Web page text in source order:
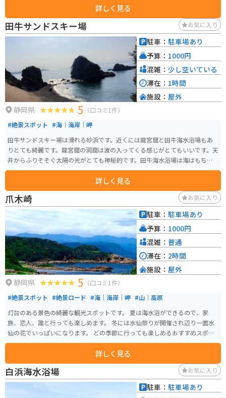
詳しく見る
田牛サンドスキー場 お気に入り
静岡県 5 （口コミ1件）
#絶景スポット #海｜海岸｜岬
田牛サンドスキー場は滑れる砂浜です。近くには龍宮窟と田牛海水浴場もあ
りとても綺麗です。龍宮窟の洞窟は波の入ってくる感じがとてもいいです。天
井からふりそそぐ太陽の光がとても神秘的です。田牛海水浴場は海はもちろ
ん砂浜もとても綺麗な場所です。
詳しく見る
駐車： 駐車場あり
予算： 1000円
混雑： 少し空いている
滞在： 1時間
施設： 屋外
爪木崎 お気に入り
静岡県 5 （口コミ1件）
#絶景スポット #絶景ロード #海｜海岸｜岬 #山｜高原
灯台のある景色の綺麗な観光スポットです。 夏は海水浴ができるので、家
族、恋人、誰と行っても楽しめます。 冬には水仙祭りが開催され辺り一面水
仙の花でいっぱいになります。 どの季節に行っても楽しめるおすすめスポッ
トです。
詳しく見る
駐車： 駐車場あり
予算： 1000円
混雑： 普通
滞在： 2時間
施設： 屋外
白浜海水浴場 お気に入り
駐車： 駐車場あり